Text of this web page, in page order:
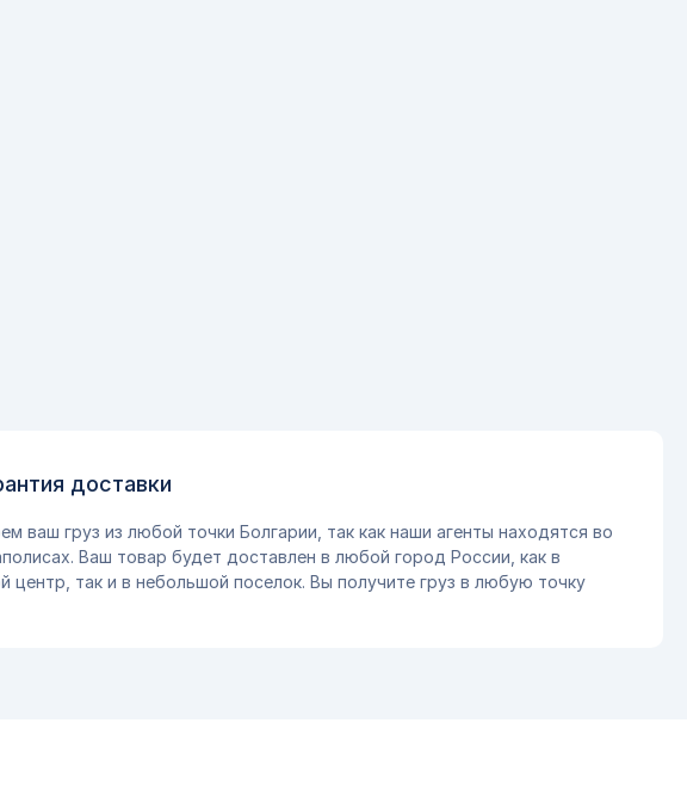
доставки
ваш груз из любой точки Болгарии, так как наши агенты находятся во
Ваш товар будет доставлен в любой город России, как в
центр, так и в небольшой поселок. Вы получите груз в любую точку